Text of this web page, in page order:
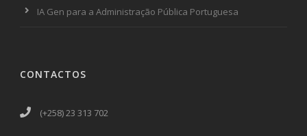
IA Gen para a Administração Pública Portuguesa
CONTACTOS
(+258) 23 313 702